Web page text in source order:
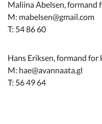
Maliina Abelsen, formand
M: mabelsen@gmail.com
T: 54 86 60
Hans Eriksen, formand
M: hae@avannaata.gl
T: 56 49 64